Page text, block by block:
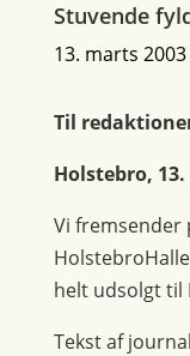
Stuvende
13. marts 2003
Til
Holstebro,
Vi fremsender
helt udsolgt til
Tekst af